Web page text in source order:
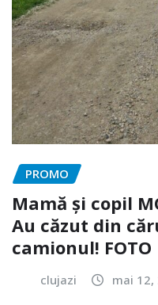
PROMO
Mamă și copil
Au căzut din
camionul! FOTO
clujazi mai 12,